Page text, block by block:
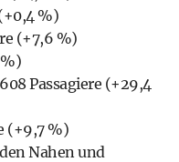
%)
(+7,6 %)
%)
Passagiere (+29,4
(+9,7 %)
Nahen und